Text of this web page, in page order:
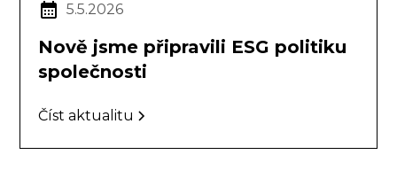
5.5.2026
Nově jsme připravili ESG politiku
společnosti
Číst aktualitu